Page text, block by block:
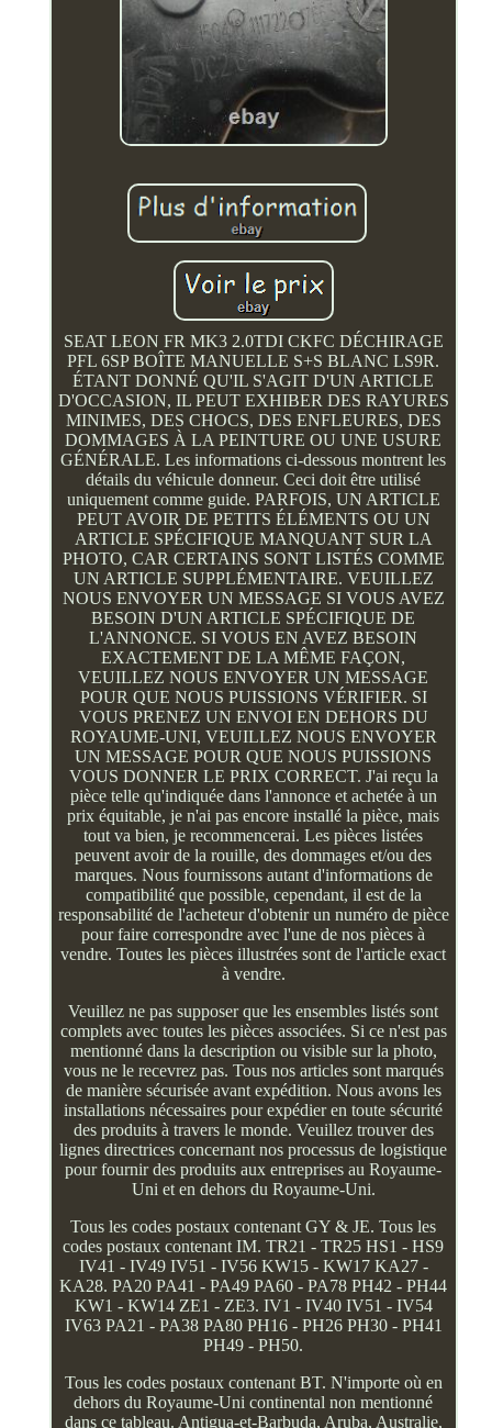
SEAT LEON FR MK3 2.0TDI CKFC DÉCHIRAGE
PFL 6SP BOÎTE MANUELLE S+S BLANC LS9R.
ÉTANT DONNÉ QU'IL S'AGIT D'UN ARTICLE
D'OCCASION, IL PEUT EXHIBER DES RAYURES
MINIMES, DES CHOCS, DES ENFLEURES, DES
DOMMAGES À LA PEINTURE OU UNE USURE
GÉNÉRALE. Les informations ci-dessous montrent les
détails du véhicule donneur. Ceci doit être utilisé
uniquement comme guide. PARFOIS, UN ARTICLE
PEUT AVOIR DE PETITS ÉLÉMENTS OU UN
ARTICLE SPÉCIFIQUE MANQUANT SUR LA
PHOTO, CAR CERTAINS SONT LISTÉS COMME
UN ARTICLE SUPPLÉMENTAIRE. VEUILLEZ
NOUS ENVOYER UN MESSAGE SI VOUS AVEZ
BESOIN D'UN ARTICLE SPÉCIFIQUE DE
L'ANNONCE. SI VOUS EN AVEZ BESOIN
EXACTEMENT DE LA MÊME FAÇON,
VEUILLEZ NOUS ENVOYER UN MESSAGE
POUR QUE NOUS PUISSIONS VÉRIFIER. SI
VOUS PRENEZ UN ENVOI EN DEHORS DU
ROYAUME-UNI, VEUILLEZ NOUS ENVOYER
UN MESSAGE POUR QUE NOUS PUISSIONS
VOUS DONNER LE PRIX CORRECT. J'ai reçu la
pièce telle qu'indiquée dans l'annonce et achetée à un
prix équitable, je n'ai pas encore installé la pièce, mais
tout va bien, je recommencerai. Les pièces listées
peuvent avoir de la rouille, des dommages et/ou des
marques. Nous fournissons autant d'informations de
compatibilité que possible, cependant, il est de la
responsabilité de l'acheteur d'obtenir un numéro de pièce
pour faire correspondre avec l'une de nos pièces à
vendre. Toutes les pièces illustrées sont de l'article exact
à vendre.
Veuillez ne pas supposer que les ensembles listés sont
complets avec toutes les pièces associées. Si ce n'est pas
mentionné dans la description ou visible sur la photo,
vous ne le recevrez pas. Tous nos articles sont marqués
de manière sécurisée avant expédition. Nous avons les
installations nécessaires pour expédier en toute sécurité
des produits à travers le monde. Veuillez trouver des
lignes directrices concernant nos processus de logistique
pour fournir des produits aux entreprises au Royaume-
Uni et en dehors du Royaume-Uni.
Tous les codes postaux contenant GY & JE. Tous les
codes postaux contenant IM. TR21 - TR25 HS1 - HS9
IV41 - IV49 IV51 - IV56 KW15 - KW17 KA27 -
KA28. PA20 PA41 - PA49 PA60 - PA78 PH42 - PH44
KW1 - KW14 ZE1 - ZE3. IV1 - IV40 IV51 - IV54
IV63 PA21 - PA38 PA80 PH16 - PH26 PH30 - PH41
PH49 - PH50.
Tous les codes postaux contenant BT. N'importe où en
dehors du Royaume-Uni continental non mentionné
dans ce tableau. Antigua-et-Barbuda, Aruba, Australie,